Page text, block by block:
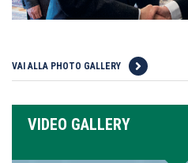
VAI ALLA PHOTO GALLERY
VIDEO GALLERY